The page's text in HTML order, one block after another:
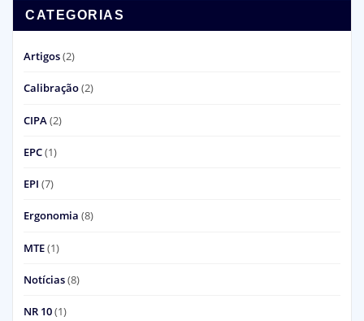
CATEGORIAS
Artigos(2)
Calibração(2)
CIPA(2)
EPC(1)
EPI (7)
Ergonomia (8)
MTE(1)
Notícias(8)
NR 10(1)